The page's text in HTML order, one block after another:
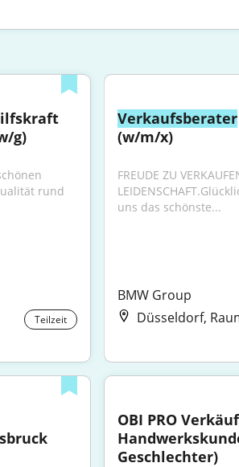
g)
rund
Teilzeit
Verkaufsberater
(w/m/x)
FREUDE ZU
uns das schönste...
BMW Group
Düsseldorf,
OBI PRO
Geschlechter)